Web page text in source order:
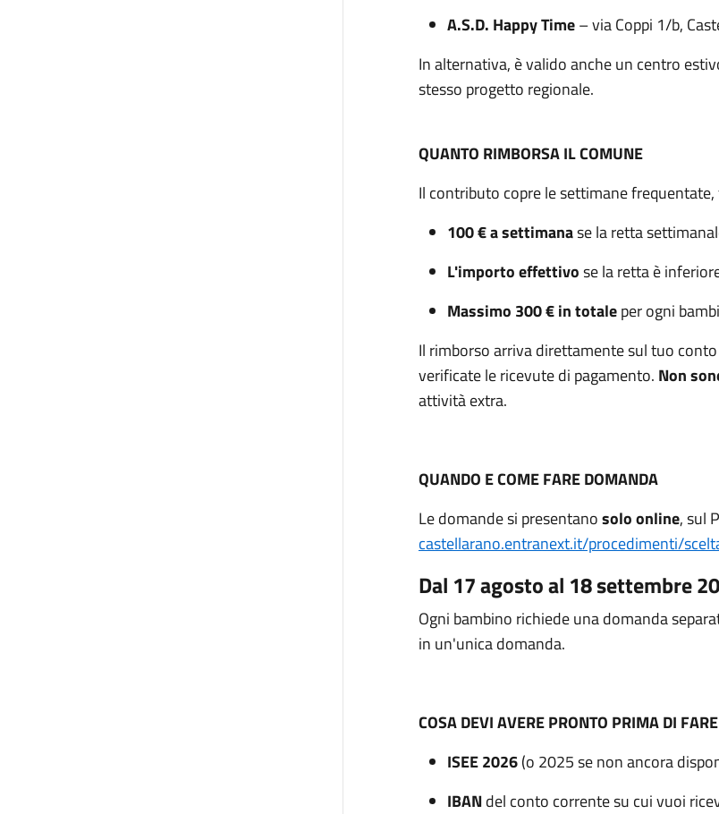
A.S.D. Happy Time– via Coppi 1/b,
In alternativa, è valido anche un centro
stesso progetto regionale.
QUANTO RIMBORSA IL COMUNE
Il contributo copre le settimane
100 € a settimanase la retta
L'importo effettivose la retta è
Massimo 300 € in totaleper ogni
Il rimborso arriva direttamente sul tuo
verificate le ricevute di pagamento. Non
attività extra.
QUANDO E COME FARE DOMANDA
Le domande si presentanosolo online, sul
castellarano.entranext.it/procedimenti/
Dal 17 agosto al 18 settembre
Ogni bambino richiede una domanda
in un'unica domanda.
COSA DEVI AVERE PRONTO PRIMA DI
ISEE 2026(o 2025 se non ancora
IBANdel conto corrente su cui vuoi